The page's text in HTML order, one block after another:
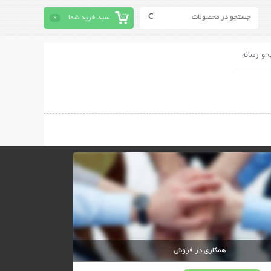
سبد خرید شما 0
و رسانه
همکاری در فروش